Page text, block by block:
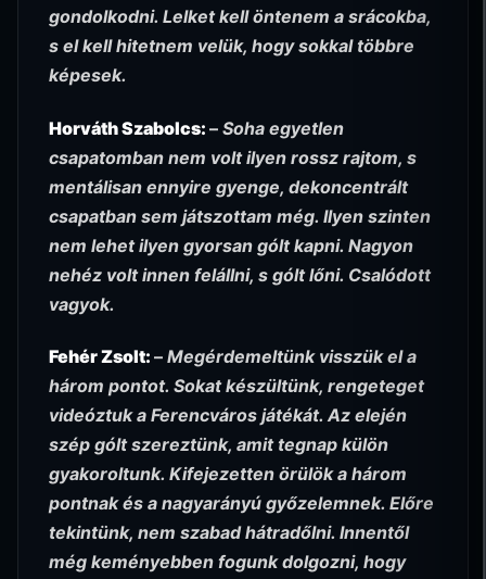
gondolkodni. Lelket kell öntenem a srácokba,
s el kell hitetnem velük, hogy sokkal többre
képesek.
Horváth Szabolcs: – Soha egyetlen
csapatomban nem volt ilyen rossz rajtom, s
mentálisan ennyire gyenge, dekoncentrált
csapatban sem játszottam még. Ilyen szinten
nem lehet ilyen gyorsan gólt kapni. Nagyon
nehéz volt innen felállni, s gólt lőni. Csalódott
vagyok.
Fehér Zsolt: – Megérdemeltünk visszük el a
három pontot. Sokat készültünk, rengeteget
videóztuk a Ferencváros játékát. Az elején
szép gólt szereztünk, amit tegnap külön
gyakoroltunk. Kifejezetten örülök a három
pontnak és a nagyarányú győzelemnek. Előre
tekintünk, nem szabad hátradőlni. Innentől
még keményebben fogunk dolgozni, hogy